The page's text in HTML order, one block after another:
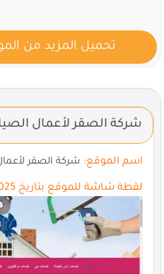
تحميل المزيد من
شركة الصقر لأعمال
اسم الموقع:شركة الصقر لأعمال
لقطة شاشة للموقع بتاريخ 24/03/2025